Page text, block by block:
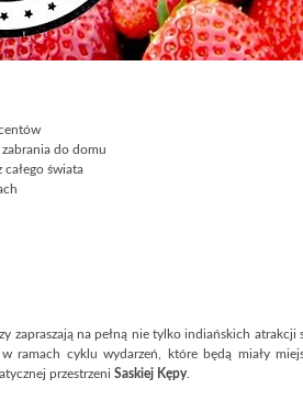
do domu
świata
zapraszają na pełną nie tylko indiańskich atrakcji
ramach cyklu wydarzeń, które będą miały
przestrzeni Saskiej Kępy.